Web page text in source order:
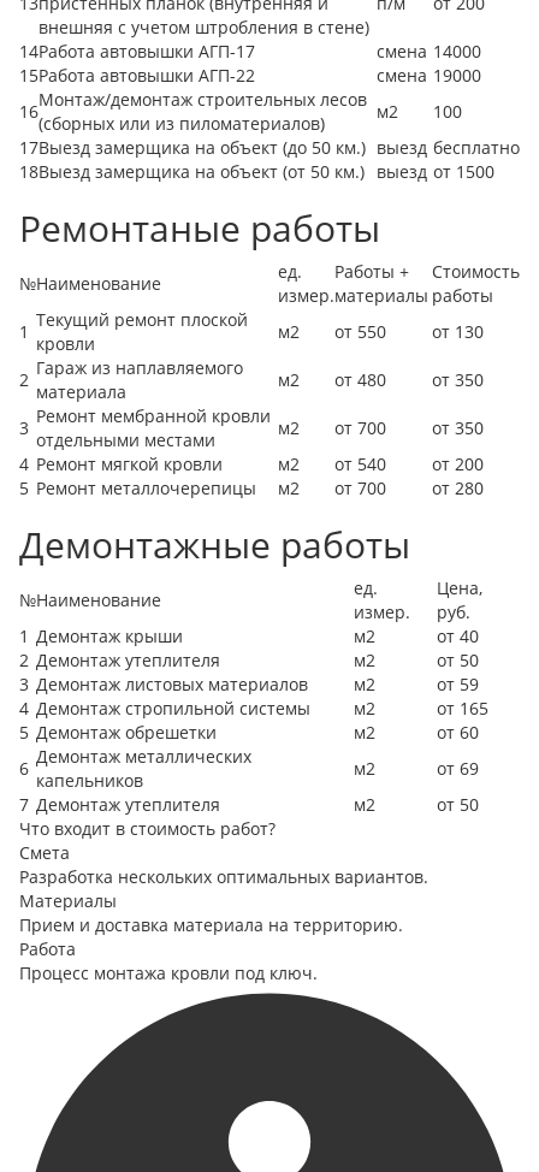
внешняя с учетом штробления в стене)
14Работа автовышки АГП-17 смена 14000
15Работа автовышки АГП-22 смена 19000
16
Монтаж/демонтаж строительных лесов
(сборных или из пиломатериалов)
м2
100
17Выезд замерщика на объект (до 50 км.) выезд бесплатно
18Выезд замерщика на объект (от 50 км.) выезд от 1500
Ремонтаные работы
№Наименование
ед.
измер.
Работы +
материалы
Стоимость
работы
1
Текущий ремонт плоской
кровли
м2 от 550 от 130
2
Гараж из наплавляемого
материала
м2 от 480 от 350
3
Ремонт мембранной кровли
отдельными местами
м2 от 700
от 350
4 Ремонт мягкой кровли м2 от 540
от 200
5 Ремонт металлочерепицы м2 от 700 от 280
Демонтажные работы
№Наименование
ед.
измер.
Цена,
руб.
1 Демонтаж крыши м2
от 40
2 Демонтаж утеплителя м2
от 50
3 Демонтаж листовых материалов м2
от 59
4 Демонтаж стропильной системы м2
от 165
5 Демонтаж обрешетки м2
от 60
6
Демонтаж металлических
капельников
м2
от 69
7 Демонтаж утеплителя м2
от 50
Что входит в стоимость работ?
Смета
Разработка нескольких оптимальных вариантов.
Материалы
Прием и доставка материала на территорию.
Работа
Процесс монтажа кровли под ключ.